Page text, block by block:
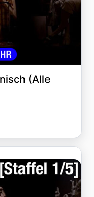
(Alle